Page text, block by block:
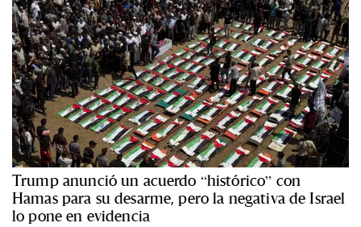
Trump anunció un acuerdo “histórico” con
Hamas para su desarme, pero la negativa de Israel
lo pone en evidencia